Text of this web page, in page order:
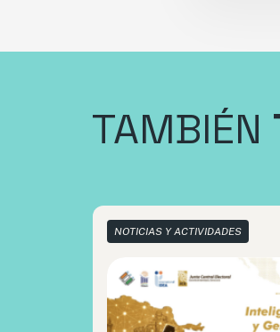
TAMBIÉN
NOTICIAS Y ACTIVIDADES